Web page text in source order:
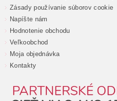
Zásady používanie súborov cookie
Napíšte nám
Hodnotenie obchodu
Veľkoobchod
Moja objednávka
Kontakty